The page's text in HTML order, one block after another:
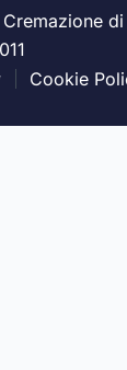
di
Cookie